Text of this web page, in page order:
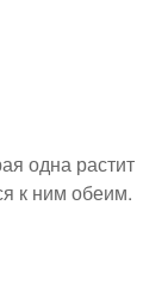
одна растит
к ним обеим.